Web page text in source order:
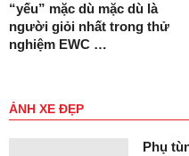
“yếu” mặc dù mặc dù là
người giỏi nhất trong thử
nghiệm EWC …
ẢNH XE ĐẸP
Phụ